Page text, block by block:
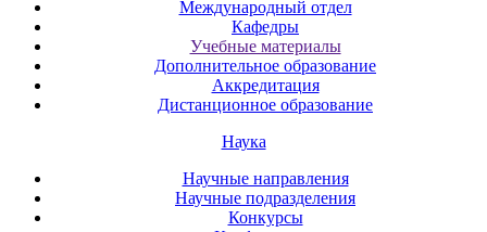
Международный отдел
Кафедры
Учебные материалы
Дополнительное образование
Аккредитация
Дистанционное образование
Наука
Научные направления
Научные подразделения
Конкурсы